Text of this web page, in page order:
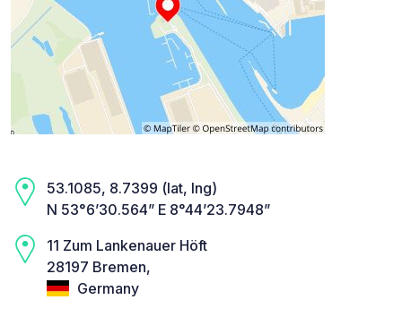
53.1085, 8.7399 (lat, lng)
N 53°6’30.564” E 8°44’23.7948”
11 Zum Lankenauer Höft
28197 Bremen,
Germany